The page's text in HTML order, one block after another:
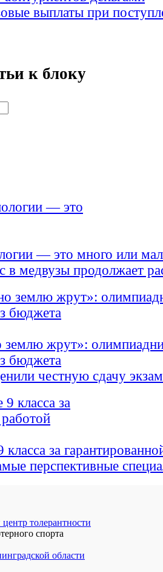
выплаты при
к блоку
— это много или
в медвузы продолжает
жрут»:
бюджета
честную сдачу
за
перспективные
толерантности
спорта
области